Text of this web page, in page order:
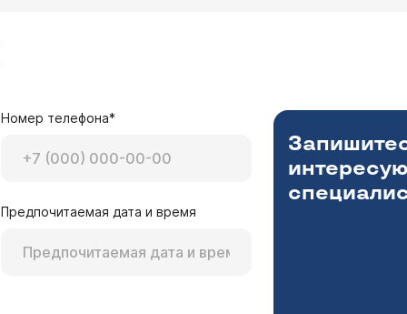
Номер телефона*
Предпочитаемая дата и время